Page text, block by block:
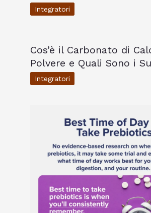
Integratori
Cos’è il Carbonato di
Polvere e Quali Sono i
Integratori